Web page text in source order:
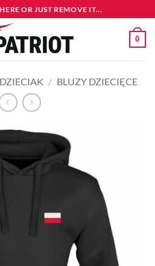
OR JUST REMOVE IT...
0
DZIECIAK / BLUZY DZIECIĘCE